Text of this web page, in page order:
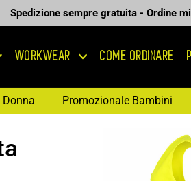
Spedizione sempre gratuita - Ordine
WORKWEAR COME ORDINARE
Promozionale Bambini